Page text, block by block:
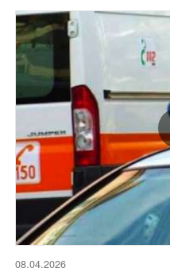
08.04.2026